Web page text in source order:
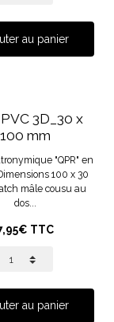
au panier
3D_30 x
100 mm
"QPR" en
100 x 30
mâle cousu au
dos...
TTC
au panier